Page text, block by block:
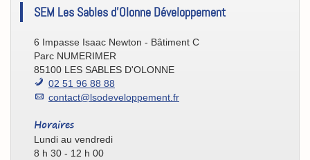
[Eco/Atout]
SEM Les Sables d'Olonne Développement
6 Impasse Isaac Newton - Bâtiment C
Parc NUMERIMER
85100 LES SABLES D'OLONNE
02 51 96 88 88
contact@lsodeveloppement.fr
Horaires
Lundi au vendredi
8 h 30 - 12 h 00